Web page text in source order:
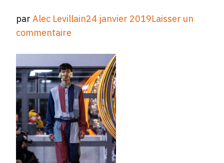
parAlec Levillain24 janvier 2019Laisser un
commentaire